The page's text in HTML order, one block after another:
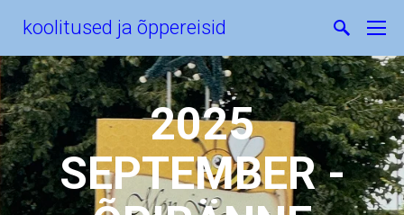
koolitused ja õppereisid
2025
SEPTEMBER -